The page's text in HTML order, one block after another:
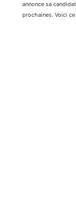
annonce sa
prochaines. Voici